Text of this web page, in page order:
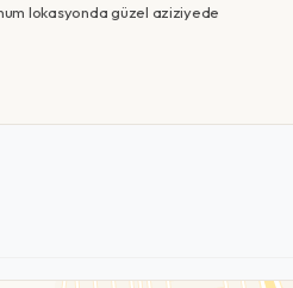
lokasyonda güzel aziziyede